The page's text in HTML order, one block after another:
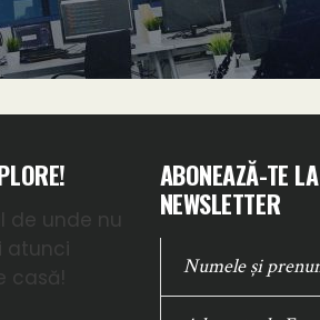
de unde nu
atunci
casă!
ABONEAZĂ-TE LA
NEWSLETTER